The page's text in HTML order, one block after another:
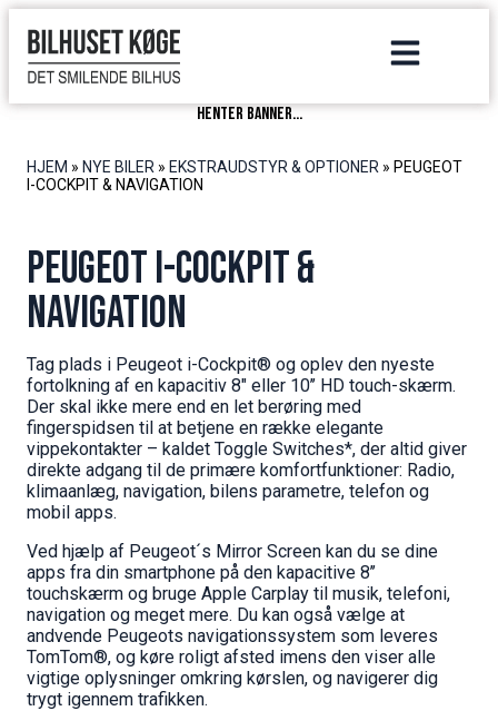
henter banner...
HJEM » NYE BILER » EKSTRAUDSTYR & OPTIONER » PEUGEOT
I-COCKPIT & NAVIGATION
Peugeot I-Cockpit &
Navigation
Tag plads i Peugeot i-Cockpit® og oplev den nyeste
fortolkning af en kapacitiv 8″ eller 10’’ HD touch-skærm.
Der skal ikke mere end en let berøring med
fingerspidsen til at betjene en række elegante
vippekontakter – kaldet Toggle Switches*, der altid giver
direkte adgang til de primære komfortfunktioner: Radio,
klimaanlæg, navigation, bilens parametre, telefon og
mobil apps.
Ved hjælp af Peugeot´s Mirror Screen kan du se dine
apps fra din smartphone på den kapacitive 8’’
touchskærm og bruge Apple Carplay til musik, telefoni,
navigation og meget mere. Du kan også vælge at
andvende Peugeots navigationssystem som leveres
TomTom®, og køre roligt afsted imens den viser alle
vigtige oplysninger omkring kørslen, og navigerer dig
trygt igennem trafikken.